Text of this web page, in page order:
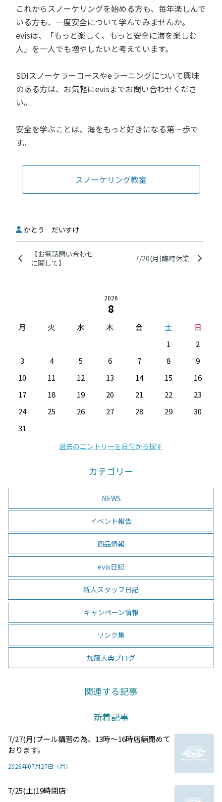
これからスノーケリングを始める方も、毎年楽しんで
いる方も、一度安全について学んでみませんか。
evisは、「もっと楽しく、もっと安全に海を楽しむ
人」を一人でも増やしたいと考えています。
SDIスノーケラーコースやeラーニングについて興味
のある方は、お気軽にevisまでお問い合わせくださ
い。
安全を学ぶことは、海をもっと好きになる第一歩で
す。
スノーケリング教室
かとう だいすけ
【お電話問い合わせ
に関して】
7/20(月)臨時休業
2026
8
月 火 水 木 金 土
日
1
2
3
4 5 6 7 8
9
10
11 12 13 14 15
16
17
18 19 20 21 22
23
24
25 26 27 28 29
30
31
過去のエントリーを日付から探す
カテゴリー
NEWS
イベント報告
商品情報
evis日記
新人スタッフ日記
キャンペーン情報
リンク集
加藤大典ブログ
関連する記事
新着記事
7/27(月)プール講習の為、13時～16時店舗閉めて
おります。
2026年07月27日（月）
7/25(土)19時閉店